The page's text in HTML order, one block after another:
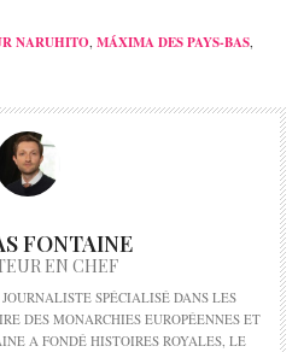
NARUHITO, MÁXIMA DES PAYS-BAS,
FONTAINE
EN CHEF
SPÉCIALISÉ DANS LES
DES MONARCHIES EUROPÉENNES ET
A FONDÉ HISTOIRES ROYALES, LE